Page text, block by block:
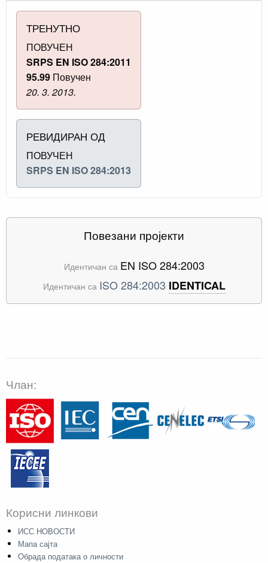
ТРЕНУТНО
ПОВУЧЕН
SRPS EN ISO 284:2011
95.99 Повучен
20. 3. 2013.
РЕВИДИРАН ОД
ПОВУЧЕН
SRPS EN ISO 284:2013
Повезани пројекти
Идентичан са EN ISO 284:2003
Идентичан са ISO 284:2003 IDENTICAL
Члан:
Корисни линкови
ИСС НОВОСТИ
Мапа сајта
Обрада података о личности